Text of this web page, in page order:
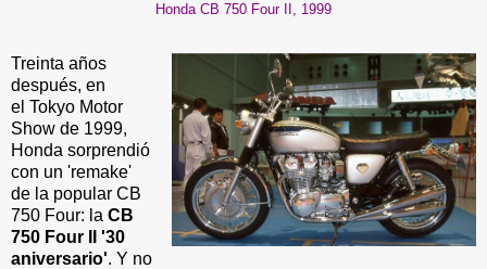
Honda CB 750 Four II, 1999
Treinta años
después, en
el Tokyo Motor
Show de 1999,
Honda sorprendió
con un 'remake'
de la popular CB
750 Four: la CB
750 Four II '30
aniversario'. Y no